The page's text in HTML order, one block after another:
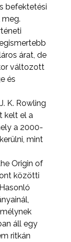
befektetési
árat, de
változott
és
K. Rowling
kelt el a
a 2000-
mint
Origin of
közötti
áll egy
ritkán